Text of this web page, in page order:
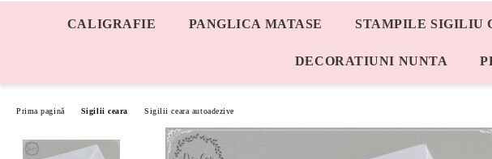
CALIGRAFIE PANGLICA MATASE STAMPILE SIGILIU
DECORATIUNI NUNTA
Prima pagină Sigilii ceara Sigilii ceara autoadezive